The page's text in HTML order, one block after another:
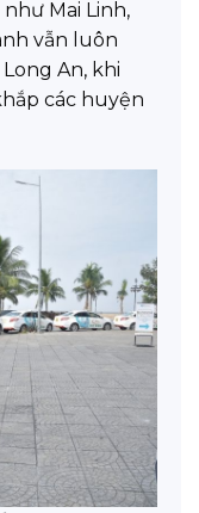
Mai Linh,
vẫn luôn
An, khi
các huyện